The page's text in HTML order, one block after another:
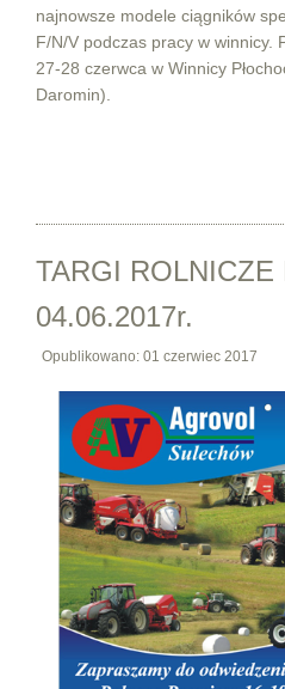
najnowsze modele ciągników
F/N/V podczas pracy w winnicy.
27-28 czerwca w Winnicy
Daromin).
TARGI ROLNICZE
04.06.2017r.
Opublikowano: 01 czerwiec 2017